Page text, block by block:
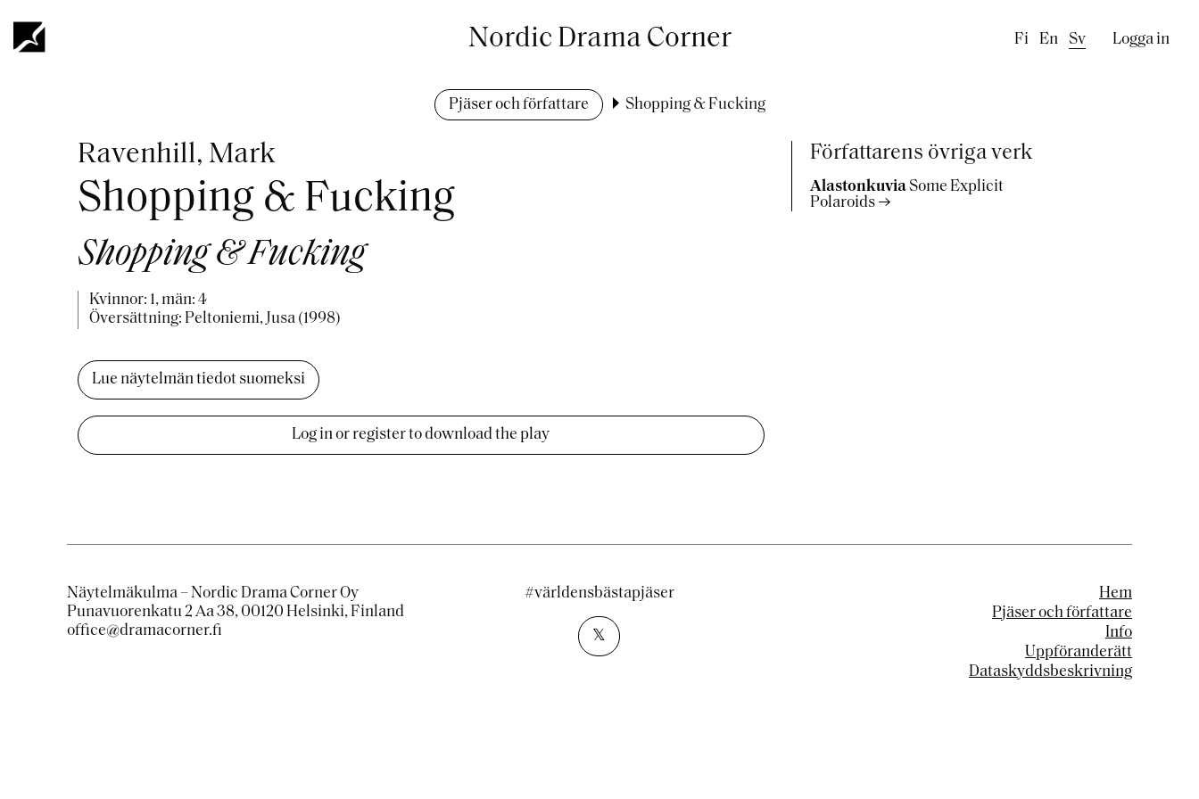
till
huvudinnehåll
Nordic Drama Corner Fi En Sv Logga in
Pjäser och författare Shopping & Fucking
Ravenhill, Mark
Shopping & Fucking
Shopping & Fucking
Kvinnor: 1, män: 4
Översättning: Peltoniemi, Jusa (1998)
Lue näytelmän tiedot suomeksi
Log in or register to download the play
Författarens övriga verk
AlastonkuviaSome Explicit
Polaroids
Näytelmäkulma – Nordic Drama Corner Oy
Punavuorenkatu 2 Aa 38, 00120 Helsinki, Finland
office@dramacorner.fi
Hem
Pjäser och författare
Info
Uppföranderätt
Dataskyddsbeskrivning
#världensbästapjäser
𝕏